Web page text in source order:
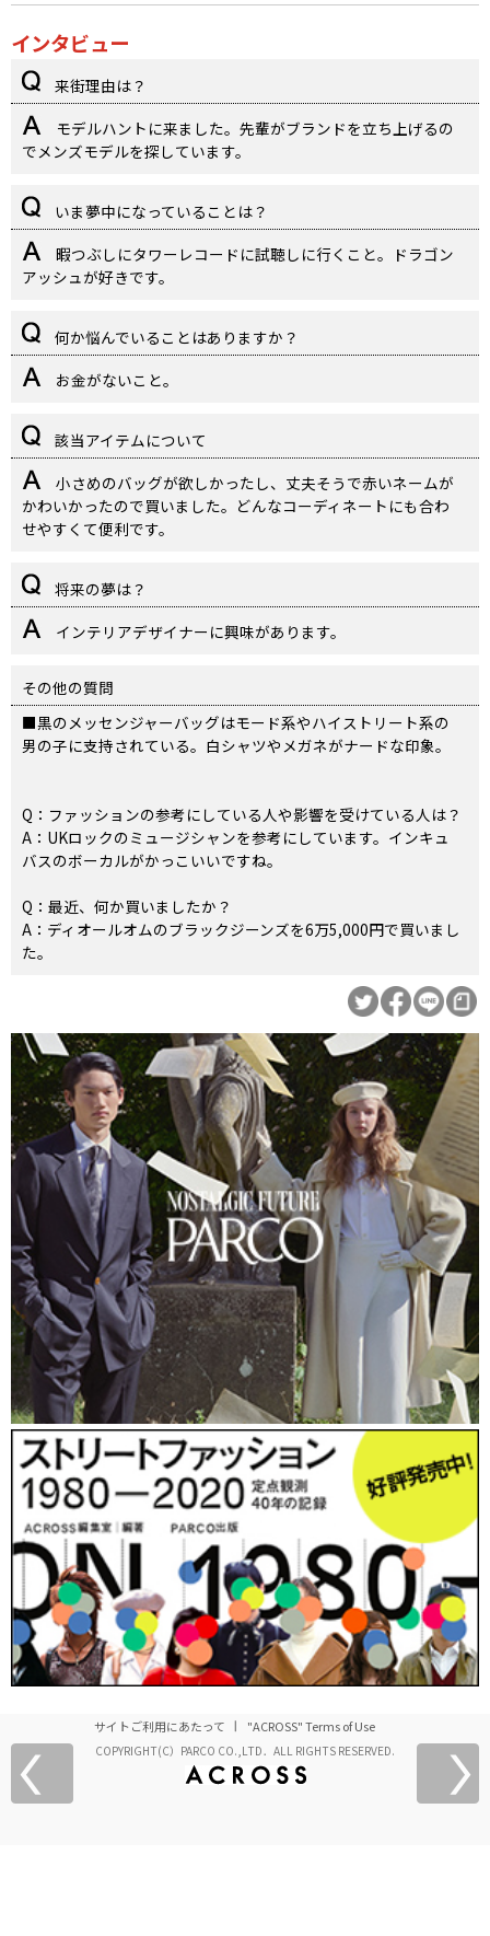
インタビュー
来街理由は？
モデルハントに来ました。先輩がブランドを立ち上げるの
でメンズモデルを探しています。
いま夢中になっていることは？
暇つぶしにタワーレコードに試聴しに行くこと。ドラゴン
アッシュが好きです。
何か悩んでいることはありますか？
お金がないこと。
該当アイテムについて
小さめのバッグが欲しかったし、丈夫そうで赤いネームが
かわいかったので買いました。どんなコーディネートにも合わ
せやすくて便利です。
将来の夢は？
インテリアデザイナーに興味があります。
その他の質問
■黒のメッセンジャーバッグはモード系やハイストリート系の
男の子に支持されている。白シャツやメガネがナードな印象。
Q：ファッションの参考にしている人や影響を受けている人は？
A：UKロックのミュージシャンを参考にしています。インキュ
バスのボーカルがかっこいいですね。
Q：最近、何か買いましたか？
A：ディオールオムのブラックジーンズを6万5,000円で買いまし
た。
サイトご利用にあたって "ACROSS" Terms of Use
COPYRIGHT(C）PARCO CO.,LTD．ALL RIGHTS RESERVED.